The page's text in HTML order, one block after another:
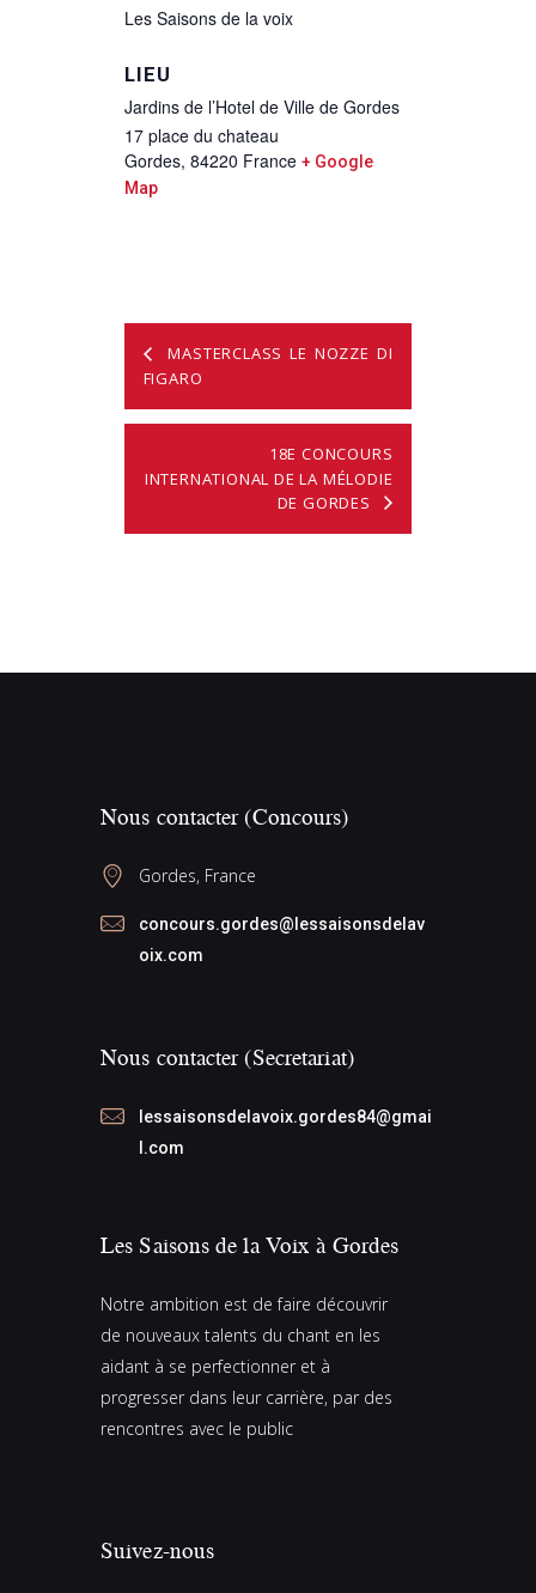
LIEU
Jardins de l’Hotel de Ville de Gordes
17 place du chateau
Gordes, 84220 France + Google
Map
Les Saisons de la voix
MASTERCLASS LE NOZZE DI
FIGARO
18E CONCOURS
INTERNATIONAL DE LA MÉLODIE
DE GORDES
Nous contacter (Concours)
Gordes, France
concours.gordes@lessaisonsdelav
oix.com
Nous contacter (Secretariat)
lessaisonsdelavoix.gordes84@gmai
l.com
Les Saisons de la Voix à Gordes
Notre ambition est de faire découvrir
de nouveaux talents du chant en les
aidant à se perfectionner et à
progresser dans leur carrière, par des
rencontres avec le public
Suivez-nous